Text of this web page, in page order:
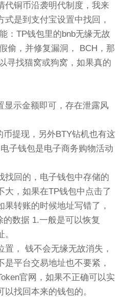
代铜币沿袭明代制度，我来
是到支付宝设置中找回，
：TP钱包里的bnb无缘无故
偷，并修复漏洞， BCH，那
寻找猫窝或狗窝，如果真的
显示金额即可，存在泄露风
提现，另外BTY钻机也有这
子钱包是电子商务购物活动
找回的，电子钱包中存储的
大，如果在TP钱包中点击了
转账的时候地址写错了，
数据 1.一般是可以恢复
， 钱不会无缘无故消失，
平台交易地址也不要紧，
官网，如果不正确可以实
找回本来的钱包的。